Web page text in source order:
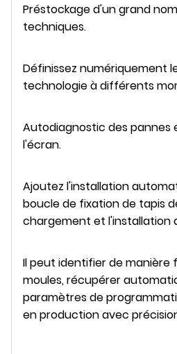
Préstockage d'un grand
techniques.
Définissez numériquement
technologie à différents
Autodiagnostic des
l'écran.
Ajoutez l'installation
boucle de fixation de tapis
chargement et l'installation
Il peut identifier de manière
moules, récupérer
paramètres de
en production avec